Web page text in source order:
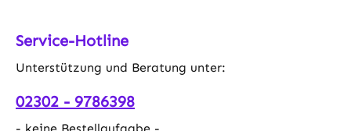
RA >80
dimmbar
Service-Hotline
Unterstützung und Beratung unter:
02302 - 9786398